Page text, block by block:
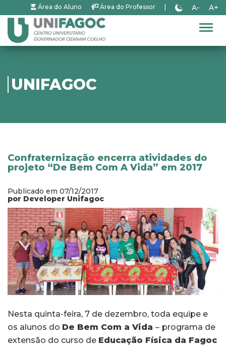
Área do Aluno Área do Professor A- A+
UNIFAGOC
Confraternização encerra atividades do
projeto “De Bem Com A Vida” em 2017
Publicado em 07/12/2017
por Developer Unifagoc
Nesta quinta-feira, 7 de dezembro, toda equipe e
os alunos do De Bem Com a Vida – programa de
extensão do curso de Educação Física da Fagoc